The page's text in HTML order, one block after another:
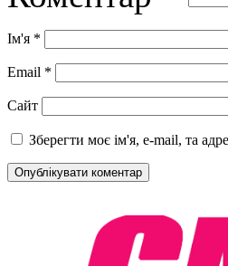
Ім'я *
Email *
Сайт
Зберегти моє ім'я, e-mail, та